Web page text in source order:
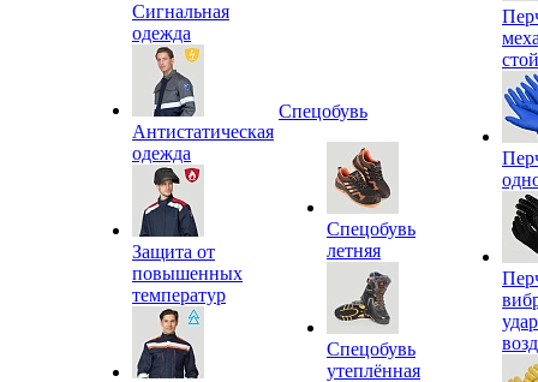
Сигнальная
одежда
Антистатическая
одежда
Защита от
повышенных
температур
Спецобувь
Спецобувь
летняя
Спецобувь
утеплённая